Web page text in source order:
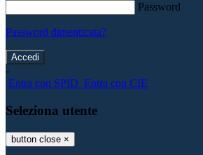
Password
Password dimenticata?
-
Entra con SPID Entra con CIE
Seleziona utente
button close ×